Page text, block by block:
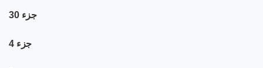
جزء 30
جزء 4